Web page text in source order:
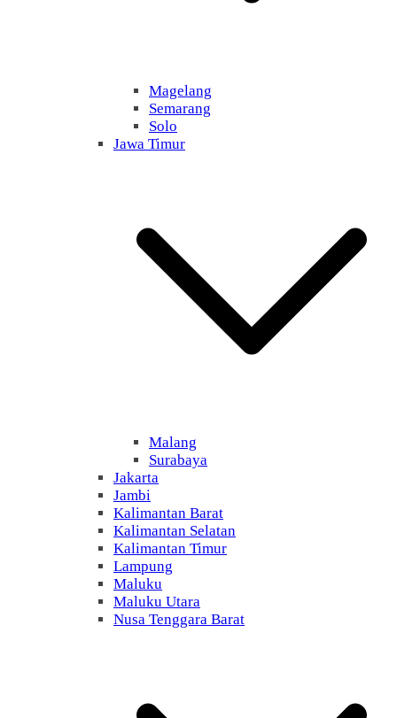
Magelang
Semarang
Solo
Jawa Timur
Malang
Surabaya
Jakarta
Jambi
Kalimantan Barat
Kalimantan Selatan
Kalimantan Timur
Lampung
Maluku
Maluku Utara
Nusa Tenggara Barat